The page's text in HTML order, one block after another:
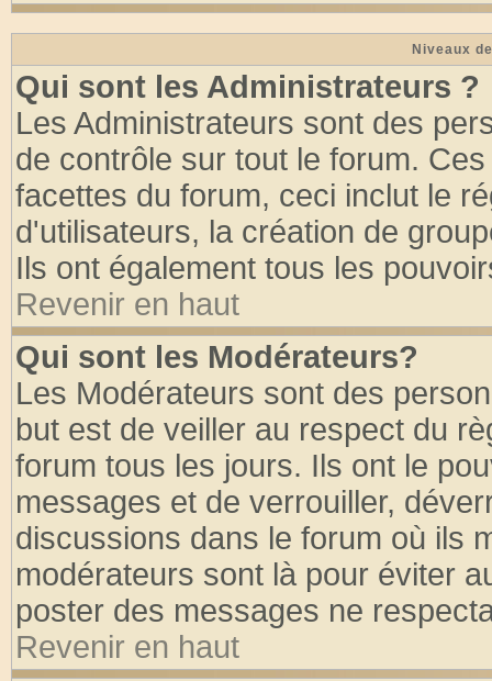
Niveaux
Qui sont les Administrateurs ?
Les Administrateurs sont des
de contrôle sur tout le forum.
facettes du forum, ceci inclut le
d'utilisateurs, la création de
Ils ont également tous les
Revenir en haut
Qui sont les Modérateurs?
Les Modérateurs sont des
but est de veiller au respect du
forum tous les jours. Ils ont le
messages et de verrouiller,
discussions dans le forum où ils
modérateurs sont là pour éviter
poster des messages ne
Revenir en haut